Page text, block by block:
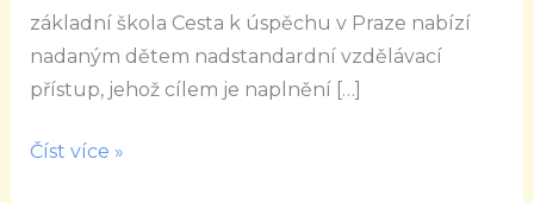
základní škola Cesta k úspěchu v Praze nabízí
nadaným dětem nadstandardní vzdělávací
přístup, jehož cílem je naplnění […]
Číst více »